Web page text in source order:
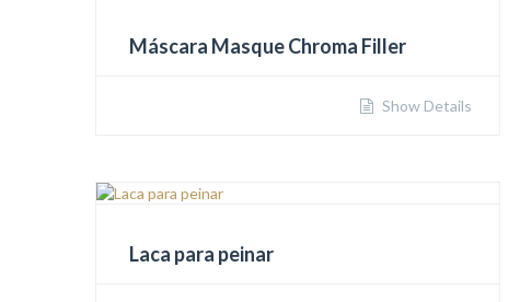
Máscara Masque Chroma Filler
Show Details
Laca para peinar